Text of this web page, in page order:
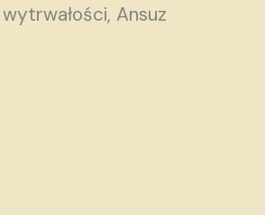
Ansuz